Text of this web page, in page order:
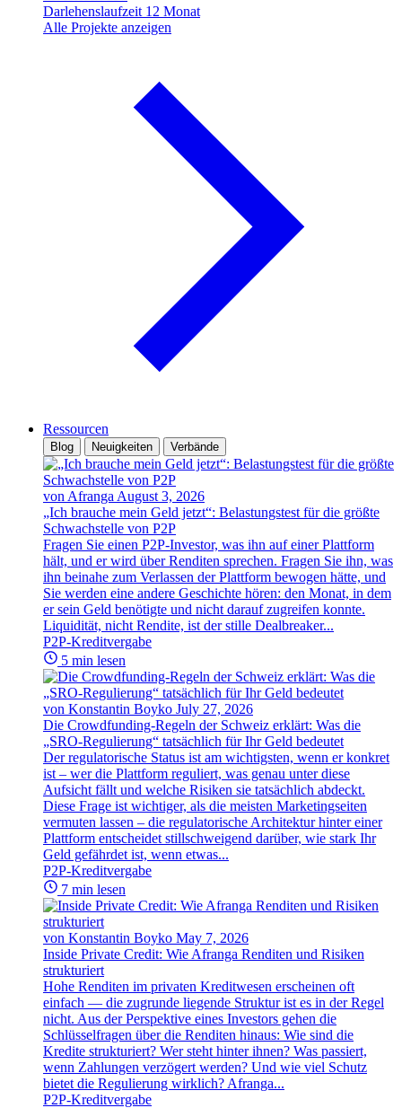
Darlehenslaufzeit 12 Monat
Alle Projekte anzeigen
Ressourcen
Blog Neuigkeiten Verbände
von Afranga August 3, 2026
„Ich brauche mein Geld jetzt“: Belastungstest für die größte
Schwachstelle von P2P
Fragen Sie einen P2P-Investor, was ihn auf einer Plattform
hält, und er wird über Renditen sprechen. Fragen Sie ihn, was
ihn beinahe zum Verlassen der Plattform bewogen hätte, und
Sie werden eine andere Geschichte hören: den Monat, in dem
er sein Geld benötigte und nicht darauf zugreifen konnte.
Liquidität, nicht Rendite, ist der stille Dealbreaker...
P2P-Kreditvergabe
5 min lesen
von Konstantin Boyko July 27, 2026
Die Crowdfunding-Regeln der Schweiz erklärt: Was die
„SRO-Regulierung“ tatsächlich für Ihr Geld bedeutet
Der regulatorische Status ist am wichtigsten, wenn er konkret
ist – wer die Plattform reguliert, was genau unter diese
Aufsicht fällt und welche Risiken sie tatsächlich abdeckt.
Diese Frage ist wichtiger, als die meisten Marketingseiten
vermuten lassen – die regulatorische Architektur hinter einer
Plattform entscheidet stillschweigend darüber, wie stark Ihr
Geld gefährdet ist, wenn etwas...
P2P-Kreditvergabe
7 min lesen
von Konstantin Boyko May 7, 2026
Inside Private Credit: Wie Afranga Renditen und Risiken
strukturiert
Hohe Renditen im privaten Kreditwesen erscheinen oft
einfach — die zugrunde liegende Struktur ist es in der Regel
nicht. Aus der Perspektive eines Investors gehen die
Schlüsselfragen über die Renditen hinaus: Wie sind die
Kredite strukturiert? Wer steht hinter ihnen? Was passiert,
wenn Zahlungen verzögert werden? Und wie viel Schutz
bietet die Regulierung wirklich? Afranga...
P2P-Kreditvergabe